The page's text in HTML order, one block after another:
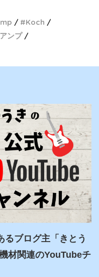
Koch
ンプ
るブログ主「きとう
材関連のYouTubeチ